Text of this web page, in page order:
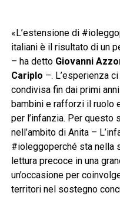
«L’estensione di
italiani è il risultato di un
– ha detto Giovanni
Cariplo –. L’esperienza
condivisa fin dai primi
bambini e rafforzi il ruolo
per l’infanzia. Per
nell’ambito di Anita –
#ioleggoperché sta nella
lettura precoce in una
un’occasione per
territori nel sostegno